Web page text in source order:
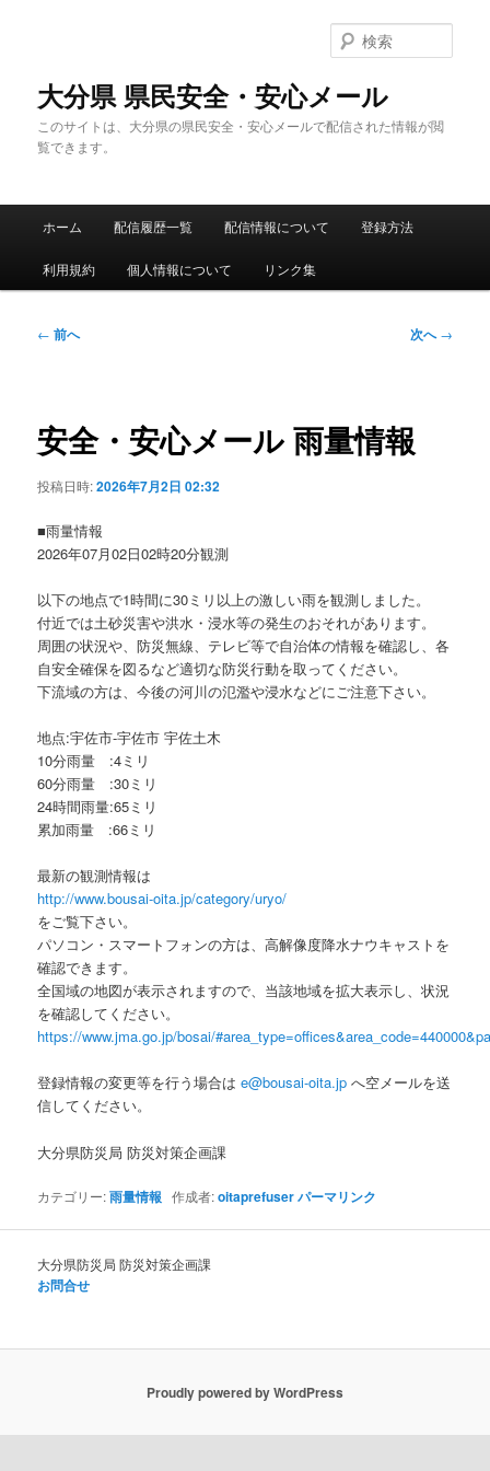
大分県 県民安全・安心メール
このサイトは、大分県の県民安全・安心メールで配信された情報が閲
覧できます。
索
メ
ホーム 配信履歴一覧 配信情報について 登録方法
利用規約 個人情報について リンク集
投
ゲ
ー
ョ
← 前へ 次へ→
安全・安心メール 雨量情報
投稿日時:2026年7月2日 02:32
■雨量情報
2026年07月02日02時20分観測
以下の地点で1時間に30ミリ以上の激しい雨を観測しました。
付近では土砂災害や洪水・浸水等の発生のおそれがあります。
周囲の状況や、防災無線、テレビ等で自治体の情報を確認し、各
自安全確保を図るなど適切な防災行動を取ってください。
下流域の方は、今後の河川の氾濫や浸水などにご注意下さい。
地点:宇佐市-宇佐市 宇佐土木
10分雨量 :4ミリ
60分雨量 :30ミリ
24時間雨量:65ミリ
累加雨量 :66ミリ
最新の観測情報は
http://www.bousai-oita.jp/category/uryo/
をご覧下さい。
パソコン・スマートフォンの方は、高解像度降水ナウキャストを
確認できます。
全国域の地図が表示されますので、当該地域を拡大表示し、状況
を確認してください。
https://www.jma.go.jp/bosai/
登録情報の変更等を行う場合はe@bousai-oita.jp へ空メールを送
信してください。
大分県防災局 防災対策企画課
カテゴリー:雨量情報 作成者:oitaprefuserパーマリンク
大分県防災局 防災対策企画課
お問合せ
Proudly powered by WordPress